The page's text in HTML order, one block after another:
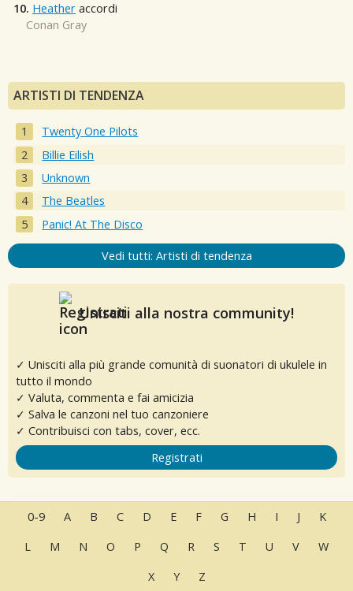
10. Heather accordi
Conan Gray
ARTISTI DI TENDENZA
Twenty One Pilots
Billie Eilish
Unknown
The Beatles
Panic! At The Disco
Vedi tutti: Artisti di tendenza
Unisciti alla nostra community!
✓ Unisciti alla più grande comunità di suonatori di ukulele in
tutto il mondo
✓ Valuta, commenta e fai amicizia
✓ Salva le canzoni nel tuo canzoniere
✓ Contribuisci con tabs, cover, ecc.
Registrati
0-9 A B C D E F G H I J
K
L
M N O P Q R S T U V
W
X
Y Z